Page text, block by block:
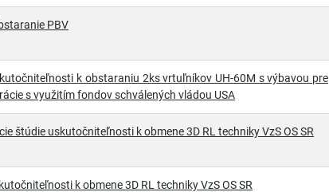
PBV
k obstaraniu 2ks vrtuľníkov UH-60M s výbavou pre
s využitím fondov schválených vládou USA
štúdie uskutočniteľnosti k obmene 3D RL techniky VzS OS SR
k obmene 3D RL techniky VzS OS SR